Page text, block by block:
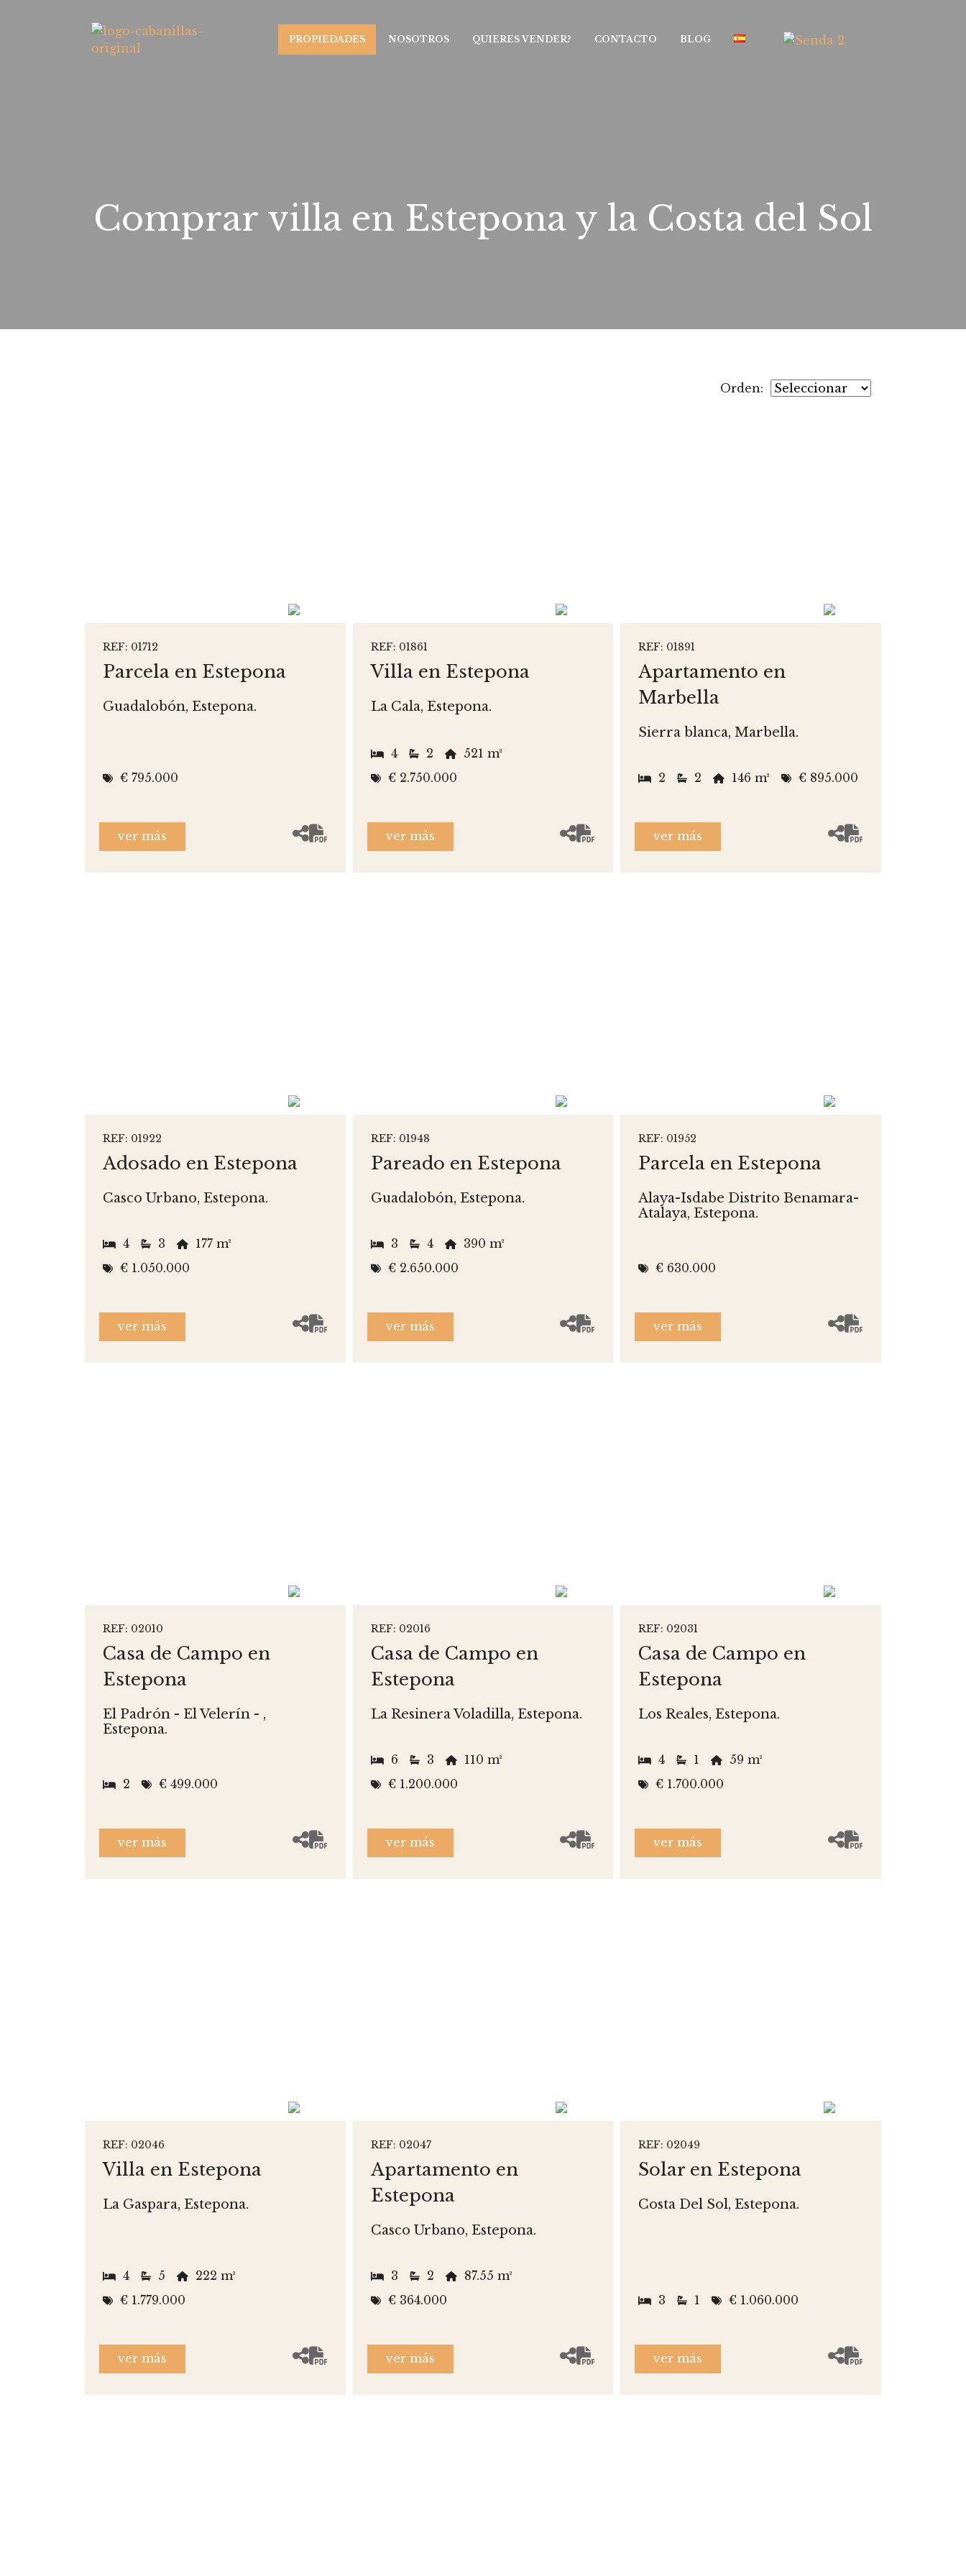
PROPIEDADES NOSOTROS QUIERES VENDER? CONTACTO BLOG
Comprar villa en Estepona y la Costa del Sol
Orden:
REF: 01712
Parcela en Estepona
Guadalobón, Estepona.
€ 795.000
ver más
REF: 01861
Villa en Estepona
La Cala, Estepona.
4 2
521 m²
€ 2.750.000
ver más
REF: 01891
Apartamento en
Marbella
Sierra blanca, Marbella.
2 2 146 m² € 895.000
ver más
REF: 01922
Adosado en Estepona
Casco Urbano, Estepona.
4 3
177 m²
€ 1.050.000
ver más
REF: 01948
Pareado en Estepona
Guadalobón, Estepona.
3 4
390 m²
€ 2.650.000
ver más
REF: 01952
Parcela en Estepona
Alaya-Isdabe Distrito Benamara-
Atalaya, Estepona.
€ 630.000
ver más
REF: 02010
Casa de Campo en
Estepona
El Padrón - El Velerín - ,
Estepona.
2 € 499.000
ver más
REF: 02016
Casa de Campo en
Estepona
La Resinera Voladilla, Estepona.
6 3
110 m²
€ 1.200.000
ver más
REF: 02031
Casa de Campo en
Estepona
Los Reales, Estepona.
4 1
59 m²
€ 1.700.000
ver más
REF: 02046
Villa en Estepona
La Gaspara, Estepona.
4 5
222 m²
€ 1.779.000
ver más
REF: 02047
Apartamento en
Estepona
Casco Urbano, Estepona.
3 2
87.55 m²
€ 364.000
ver más
REF: 02049
Solar en Estepona
Costa Del Sol, Estepona.
3 1 € 1.060.000
ver más